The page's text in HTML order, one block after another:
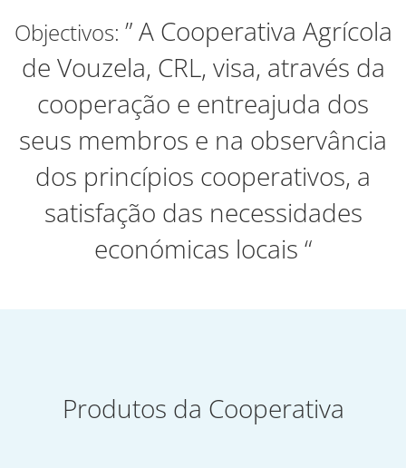
Objectivos: ” A Cooperativa Agrícola
de Vouzela, CRL, visa, através da
cooperação e entreajuda dos
seus membros e na observância
dos princípios cooperativos, a
satisfação das necessidades
económicas locais “
Produtos da Cooperativa